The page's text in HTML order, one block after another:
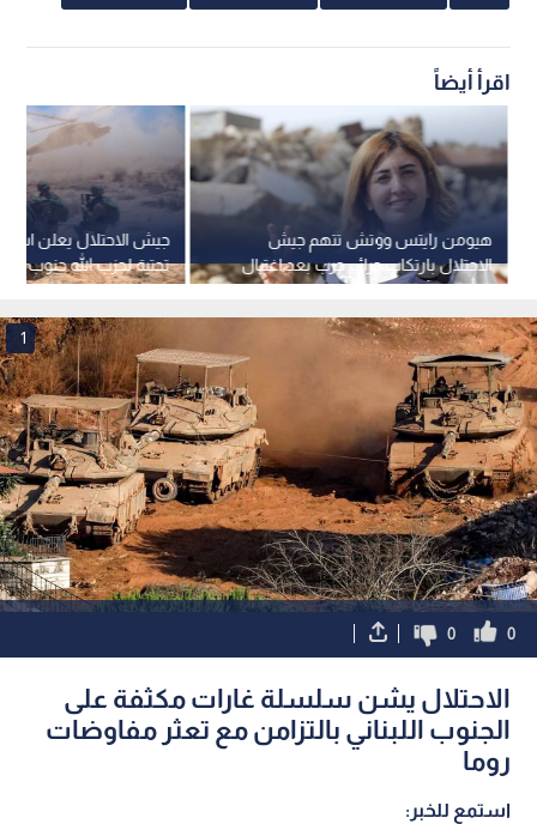
اقرأ أيضاً
جيش الاحتلال يعلن
تحتية لحزب الله جنوب
هيومن رايتس ووتش تتهم جيش
الاحتلال بارتكاب جرائم حرب بعد اغتيال
الصحفية آمال خليل
1
0
0
الاحتلال يشن سلسلة غارات مكثفة على
الجنوب اللبناني بالتزامن مع تعثر مفاوضات
روما
استمع للخبر: